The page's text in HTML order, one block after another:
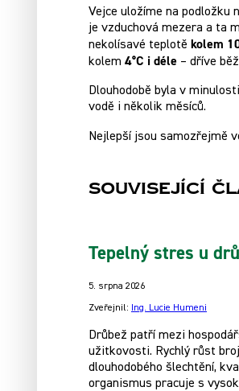
Vejce uložíme na podložku
je vzduchová mezera a ta
nekolísavé teplotě kolem
kolem 4°C i déle – dříve
Dlouhodobě byla v
vodě i několik měsíců.
Nejlepší jsou samozřejmě
Související
Tepelný stres u
5. srpna 2026
Zveřejnil: Ing. Lucie Humeni
Drůbež patří mezi
užitkovosti. Rychlý růst
dlouhodobého šlechtění,
organismus pracuje s